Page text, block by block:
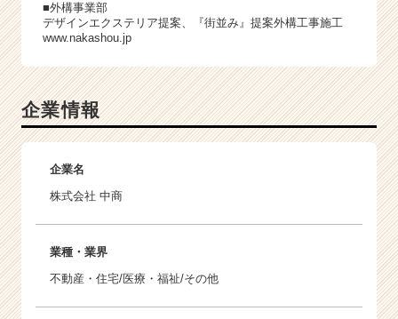
■外構事業部
デザインエクステリア提案、『街並み』提案外構工事施工
www.nakashou.jp
企業情報
企業名
株式会社 中商
業種・業界
不動産・住宅/医療・福祉/その他